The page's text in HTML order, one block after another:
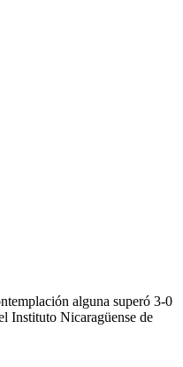
alguna superó 3-0
Instituto Nicaragüense de